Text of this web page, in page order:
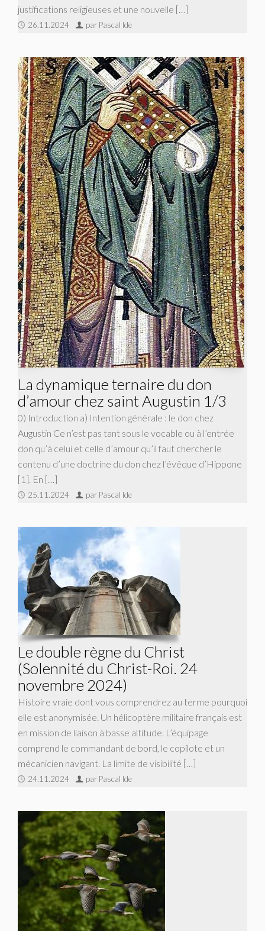
justifications religieuses et une nouvelle […]
26.11.2024 par Pascal Ide
La dynamique ternaire du don
d’amour chez saint Augustin 1/3
0) Introduction a) Intention générale : le don chez
Augustin Ce n’est pas tant sous le vocable ou à l’entrée
don qu’à celui et celle d’amour qu’il faut chercher le
contenu d’une doctrine du don chez l’évêque d’Hippone
[1]. En […]
25.11.2024 par Pascal Ide
Le double règne du Christ
(Solennité du Christ-Roi. 24
novembre 2024)
Histoire vraie dont vous comprendrez au terme pourquoi
elle est anonymisée. Un hélicoptère militaire français est
en mission de liaison à basse altitude. L’équipage
comprend le commandant de bord, le copilote et un
mécanicien navigant. La limite de visibilité […]
24.11.2024 par Pascal Ide